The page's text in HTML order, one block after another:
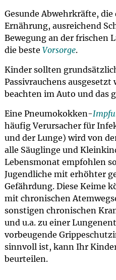
Gesunde Abwehrkräfte, die
Ernährung, ausreichend
Bewegung an der frischen
die beste Vorsorge.
Kinder sollten
Passivrauchens ausgesetzt
beachten im Auto und das
Eine Pneumokokken-
häufig Verursacher für
und der Lunge) wird von
alle Säuglinge und
Lebensmonat empfohlen
Jugendliche mit erhöhter
Gefährdung. Diese Keime
mit chronischen
sonstigen chronischen
und u.a. zu einer
vorbeugende
sinnvoll ist, kann Ihr
beurteilen.